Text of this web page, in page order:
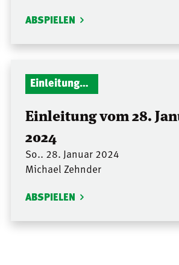
ABSPIELEN
Einleitungen Gottesdienst
Einleitung vom 28.
2024
So.. 28. Januar 2024
Michael Zehnder
ABSPIELEN